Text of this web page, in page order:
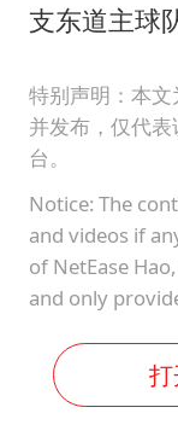
支东道主球
特别声明：本文
并发布，仅代
台。
Notice: The
and videos if
of NetEase
and only